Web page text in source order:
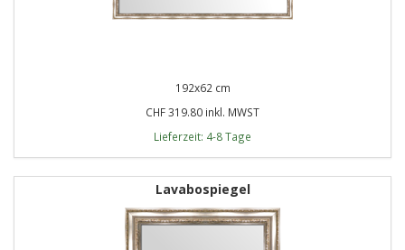
192x62 cm
CHF 319.80 inkl. MWST
Lieferzeit: 4-8 Tage
Lavabospiegel